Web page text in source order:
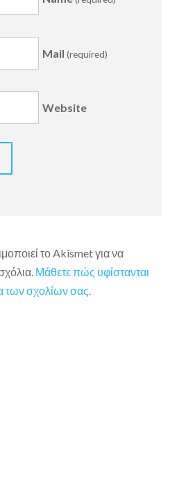
Mail (required)
Website
το Akismet για να
Μάθετε πώς υφίστανται
των σχολίων σας.